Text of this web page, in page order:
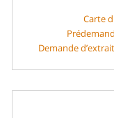
Carte
Demande